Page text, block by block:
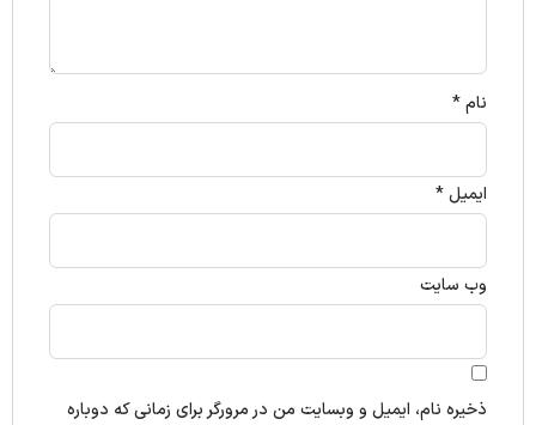
نام*
ایمیل*
وب‌ سایت
ذخیره نام، ایمیل و وبسایت من در مرورگر برای زمانی که دوباره